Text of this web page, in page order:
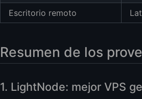
Escritorio remoto
Resumen de los
1. LightNode: mejor VPS